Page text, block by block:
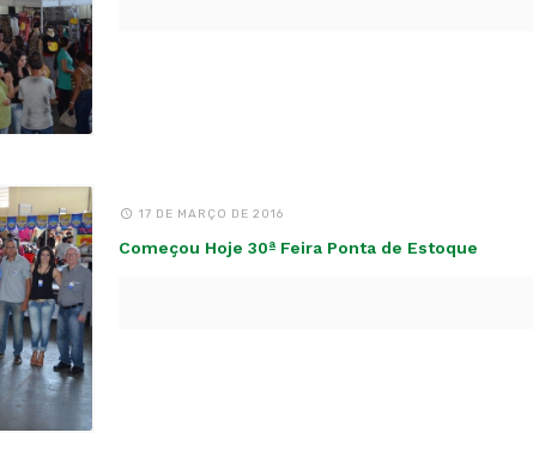
17 DE MARÇO DE 2016
Começou Hoje 30ª Feira Ponta de Estoque